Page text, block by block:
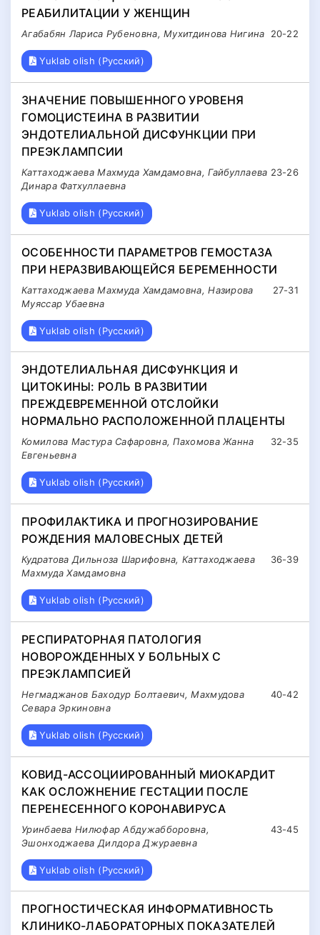
РЕАБИЛИТАЦИИ У ЖЕНЩИН
20-22
Агабабян Лариса Рубеновна, Мухитдинова Нигина
Yuklab olish (Русский)
ЗНАЧЕНИЕ ПОВЫШЕННОГО УРОВЕНЯ
ГОМОЦИСТЕИНА В РАЗВИТИИ
ЭНДОТЕЛИАЛЬНОЙ ДИСФУНКЦИИ ПРИ
ПРЕЭКЛАМПСИИ
23-26
Каттаходжаева Махмуда Хамдамовна, Гайбуллаева
Динара Фатхуллаевна
Yuklab olish (Русский)
ОСОБЕННОСТИ ПАРАМЕТРОВ ГЕМОСТАЗА
ПРИ НЕРАЗВИВАЮЩЕЙСЯ БЕРЕМЕННОСТИ
27-31
Каттаходжаева Махмуда Хамдамовна, Назирова
Муяссар Убаевна
Yuklab olish (Русский)
ЭНДОТЕЛИАЛЬНАЯ ДИСФУНКЦИЯ И
ЦИТОКИНЫ: РОЛЬ В РАЗВИТИИ
ПРЕЖДЕВРЕМЕННОЙ ОТСЛОЙКИ
НОРМАЛЬНО РАСПОЛОЖЕННОЙ ПЛАЦЕНТЫ
32-35
Комилова Мастура Сафаровна, Пахомова Жанна
Евгеньевна
Yuklab olish (Русский)
ПРОФИЛАКТИКА И ПРОГНОЗИРОВАНИЕ
РОЖДЕНИЯ МАЛОВЕСНЫХ ДЕТЕЙ
36-39
Кудратова Дильноза Шарифовна, Каттаходжаева
Махмуда Хамдамовна
Yuklab olish (Русский)
РЕСПИРАТОРНАЯ ПАТОЛОГИЯ
НОВОРОЖДЕННЫХ У БОЛЬНЫХ С
ПРЕЭКЛАМПСИЕЙ
40-42
Негмаджанов Баходур Болтаевич, Махмудова
Севара Эркиновна
Yuklab olish (Русский)
КОВИД-АССОЦИИРОВАННЫЙ МИОКАРДИТ
КАК ОСЛОЖНЕНИЕ ГЕСТАЦИИ ПОСЛЕ
ПЕРЕНЕСЕННОГО КОРОНАВИРУСА
43-45
Уринбаева Нилюфар Абдужабборовна,
Эшонходжаева Дилдора Джураевна
Yuklab olish (Русский)
ПРОГНОСТИЧЕСКАЯ ИНФОРМАТИВНОСТЬ
КЛИНИКО-ЛАБОРАТОРНЫХ ПОКАЗАТЕЛЕЙ